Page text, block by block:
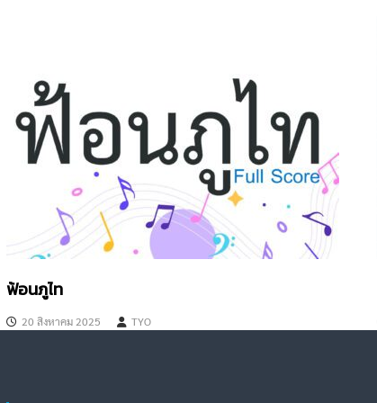
ฟ้อนภูไท
20 สิงหาคม 2025 TYO